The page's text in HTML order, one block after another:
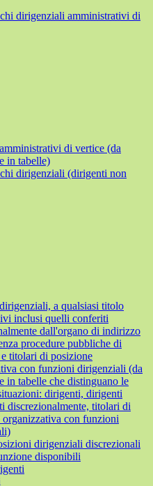
dirigenziali amministrativi di
di vertice (da
in tabelle)
dirigenziali (dirigenti non
a qualsiasi titolo
inclusi quelli conferiti
dall'organo di indirizzo
procedure pubbliche di
e titolari di posizione
con funzioni dirigenziali (da
in tabelle che distinguano le
dirigenti, dirigenti
discrezionalmente, titolari di
organizzativa con funzioni
dirigenziali discrezionali
disponibili